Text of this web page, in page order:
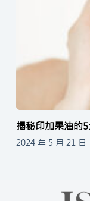
揭秘印加果油的
2024 年 5 月 21 日